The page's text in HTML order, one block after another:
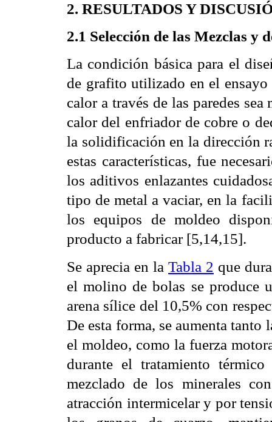
2. RESULTADOS Y
2.1 Selección de las Mezclas
La condición básica para el
de grafito utilizado en el
calor a través de las paredes
calor del enfriador de cobre o
la solidificación en la dirección
estas características, fue
los aditivos enlazantes
tipo de metal a vaciar, en la
los equipos de moldeo
producto a fabricar [5,14,15].
Se aprecia en la Tabla 2 que
el molino de bolas se produce
arena sílice del 10,5% con
De esta forma, se aumenta
el moldeo, como la fuerza
durante el tratamiento
mezclado de los minerales
atracción intermicelar y por